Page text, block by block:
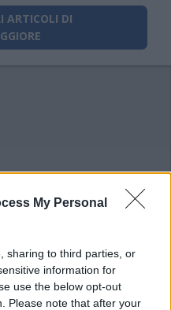
My Personal
sharing to third parties, or
information for
use the below opt-out
Please note that after your
ARTICOLI DI